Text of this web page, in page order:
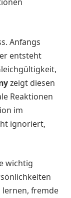
Anfangs
entsteht
zeigt diesen
Reaktionen
im
ignoriert,
wichtig
lernen, fremde